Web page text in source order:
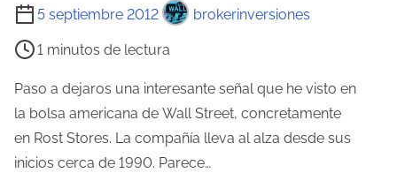
r
a
d
e
l
a
e
5 septiembre 2012 brokerinversiones
T
e
m
p
o
d
1 minutos de lectura
Paso a dejaros una interesante señal que he visto en
la bolsa americana de Wall Street, concretamente
en Rost Stores. La compañía lleva al alza desde sus
inicios cerca de 1990. Parece…